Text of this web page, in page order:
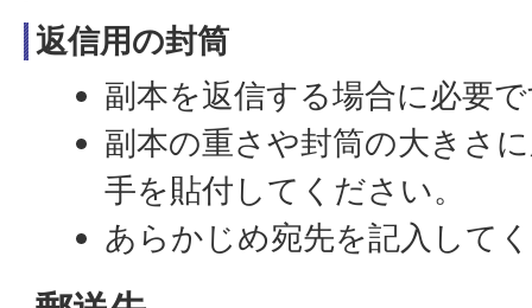
返信用の封筒
副本を返信する場合に必要
副本の重さや封筒の大きさ
手を貼付してください。
あらかじめ宛先を記入して